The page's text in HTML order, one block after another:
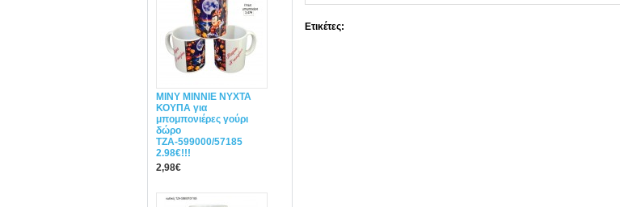
MINY ΜΙΝΝΙΕ ΝΥΧΤΑ
ΚΟΥΠΑ για
μπομπονιέρες γούρι
δώρο
ΤΖΑ-599000/57185
2.98€!!!
2,98€
Ετικέτες: